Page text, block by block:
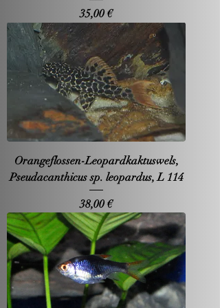
Preis
35,00 €
Orangeflossen-Leopardkaktuswels,
Pseudacanthicus sp. leopardus, L 114
Preis
38,00 €